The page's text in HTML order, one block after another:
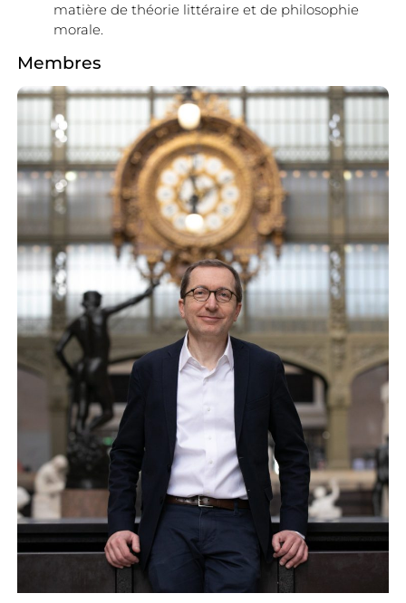
matière de théorie littéraire et de philosophie
morale.
Membres